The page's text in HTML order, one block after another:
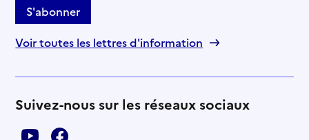
S'abonner
Voir toutes les lettres d'information
Suivez-nous sur les réseaux sociaux